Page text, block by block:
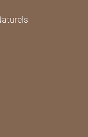
Emilia-Romagna
Emilia-
Cammini Emilia-
de Cammini